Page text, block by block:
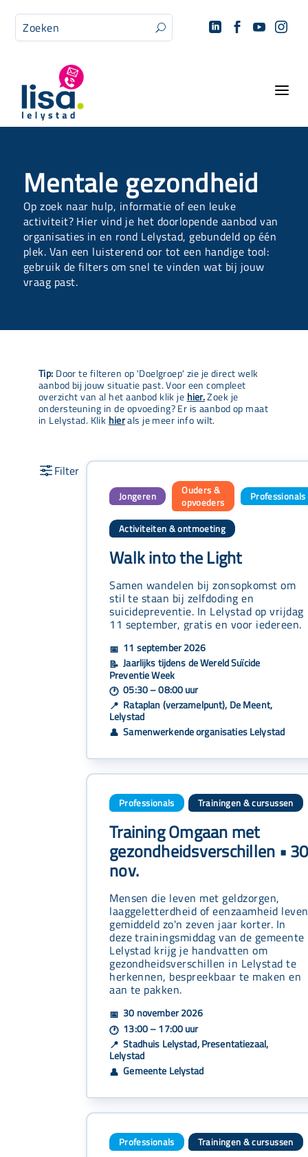
U    
a
Mentale gezondheid
Op zoek naar hulp, informatie of een leuke
activiteit? Hier vind je het doorlopende aanbod van
organisaties in en rond Lelystad, gebundeld op één
plek. Van een luisterend oor tot een handige tool:
gebruik de filters om snel te vinden wat bij jouw
vraag past.
Tip: Door te filteren op 'Doelgroep' zie je direct welk
aanbod bij jouw situatie past. Voor een compleet
overzicht van al het aanbod klik je hier.Zoek je
ondersteuning in de opvoeding? Er is aanbod op maat
in Lelystad. Klik hierals je meer info wilt.
Jongeren
Ouders &
opvoeders
Professionals
Activiteiten & ontmoeting
Walk into the Light
Samen wandelen bij zonsopkomst om
stil te staan bij zelfdoding en
suicidepreventie. In Lelystad op vrijdag
11 september, gratis en voor iedereen.
📅 11 september 2026
📝 Jaarlijks tijdens de Wereld Suïcide
Preventie Week
🕐 05:30 – 08:00 uur
📍 Rataplan (verzamelpunt), De Meent,
Lelystad
👤 Samenwerkende organisaties Lelystad
Professionals Trainingen & cursussen
Training Omgaan met
gezondheidsverschillen • 30
nov.
Mensen die leven met geldzorgen,
laaggeletterdheid of eenzaamheid leven
gemiddeld zo'n zeven jaar korter. In
deze trainingsmiddag van de gemeente
Lelystad krijg je handvatten om
gezondheidsverschillen in Lelystad te
herkennen, bespreekbaar te maken en
aan te pakken.
📅 30 november 2026
🕐 13:00 – 17:00 uur
📍 Stadhuis Lelystad, Presentatiezaal,
Lelystad
👤 Gemeente Lelystad
Professionals Trainingen & cursussen